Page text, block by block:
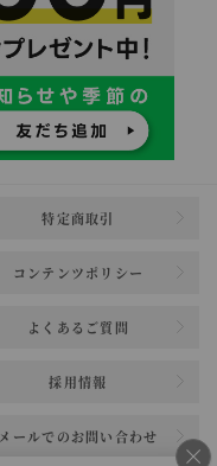
特定商取引
コンテンツポリシー
よくあるご質問
採用情報
メールでのお問い合わせ